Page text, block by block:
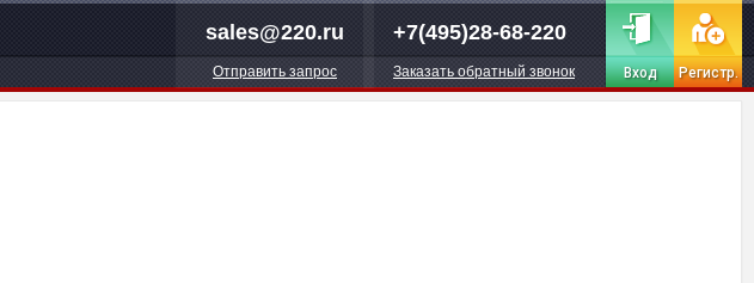
sales@220.ru
Отправить запрос
+7(495)28-68-220
Заказать обратный звонок Вход Регистр.